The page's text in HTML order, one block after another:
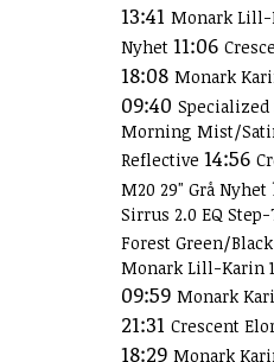
13:41 Monark Lill-
Nyhet 11:06
18:08 Monark
09:40 Specialized
Morning Mist/
Reflective 14:56
M20 29" Grå Nyhet
Sirrus 2.0 EQ
Forest Green/
Monark Lill-Karin
09:59 Monark
21:31 Crescent
18:29 Monark